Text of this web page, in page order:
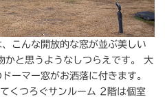
こんな開放的な窓が並ぶ美しい
かと思うようなしつらえです。 大
ーマー窓がお洒落に付きます。
くつろぐサンルーム 2階は個室